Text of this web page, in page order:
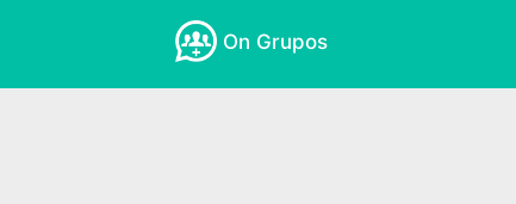
On Grupos